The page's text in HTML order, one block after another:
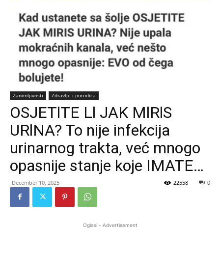
Zanimljivosti Zdravlje i porodica
OSJETlTE Ll JAK MlRlS
URlNA? To nije infekcija
urinarnog trakta, već mnogo
opasnije stanje koje IMATE…
December 10, 2025 0
22558
Oglasi - Advertisement